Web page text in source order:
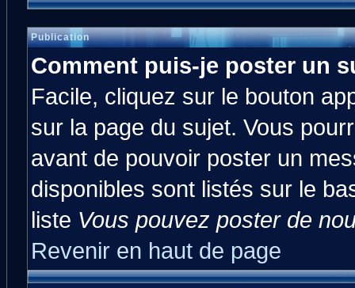
Publication
Comment puis-je poster un
Facile, cliquez sur le bouton
sur la page du sujet. Vous
avant de pouvoir poster un
disponibles sont listés sur le
liste Vous pouvez poster de
Revenir en haut de page